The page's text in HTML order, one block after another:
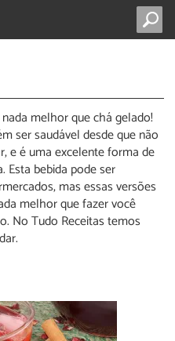
melhor que chá gelado!
ser saudável desde que não
e é uma excelente forma de
Esta bebida pode ser
mas essas versões
melhor que fazer você
No Tudo Receitas temos